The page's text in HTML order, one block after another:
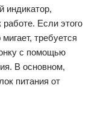
индикатор,
работе. Если этого
требуется
с помощью
В основном,
питания от